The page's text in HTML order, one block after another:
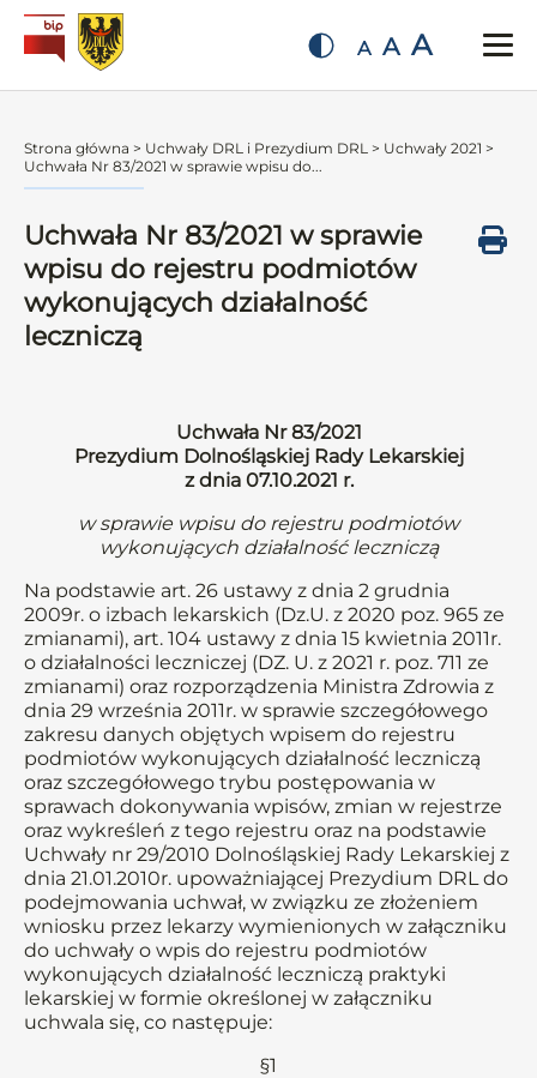
A A A
Strona główna > Uchwały DRL i Prezydium DRL > Uchwały 2021 >
Uchwała Nr 83/2021 w sprawie wpisu do...
Uchwała Nr 83/2021 w sprawie
wpisu do rejestru podmiotów
wykonujących działalność
leczniczą
Uchwała Nr 83/2021
Prezydium Dolnośląskiej Rady Lekarskiej
z dnia 07.10.2021 r.
w sprawie wpisu do rejestru podmiotów
wykonujących działalność leczniczą
Na podstawie art. 26 ustawy z dnia 2 grudnia
2009r. o izbach lekarskich (Dz.U. z 2020 poz. 965 ze
zmianami), art. 104 ustawy z dnia 15 kwietnia 2011r.
o działalności leczniczej (DZ. U. z 2021 r. poz. 711 ze
zmianami) oraz rozporządzenia Ministra Zdrowia z
dnia 29 września 2011r. w sprawie szczegółowego
zakresu danych objętych wpisem do rejestru
podmiotów wykonujących działalność leczniczą
oraz szczegółowego trybu postępowania w
sprawach dokonywania wpisów, zmian w rejestrze
oraz wykreśleń z tego rejestru oraz na podstawie
Uchwały nr 29/2010 Dolnośląskiej Rady Lekarskiej z
dnia 21.01.2010r. upoważniającej Prezydium DRL do
podejmowania uchwał, w związku ze złożeniem
wniosku przez lekarzy wymienionych w załączniku
do uchwały o wpis do rejestru podmiotów
wykonujących działalność leczniczą praktyki
lekarskiej w formie określonej w załączniku
uchwala się, co następuje:
§1